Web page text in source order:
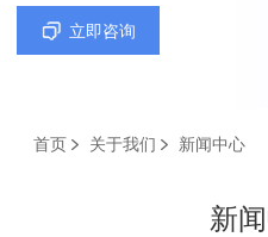
环境、职业健康安全、信息技术
立即咨询
首页 关于我们 新闻中心
新